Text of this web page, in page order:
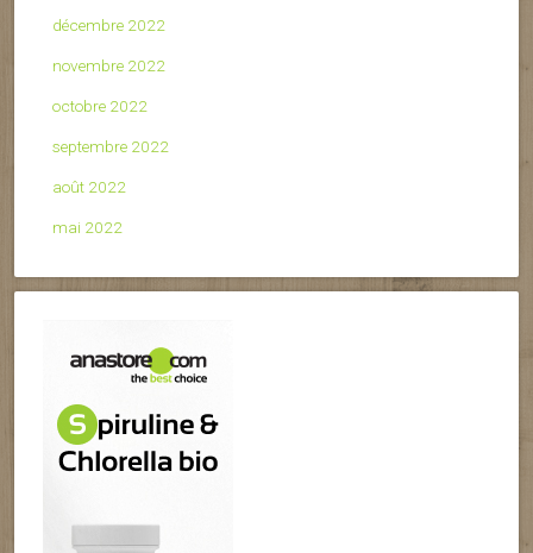
décembre 2022
novembre 2022
octobre 2022
septembre 2022
août 2022
mai 2022